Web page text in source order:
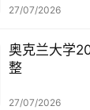
27/07/2026
奥克兰大学
整
27/07/2026